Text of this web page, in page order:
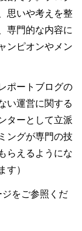
思いや考えを整
専門的な内容に
ンピオンやメン
ポートブログの
い運営に関する
ターとして立派
ングが専門の技
らえるようにな
）
ジをご参照くだ